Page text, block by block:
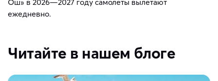
ежедневно.
Читайте в нашем блоге